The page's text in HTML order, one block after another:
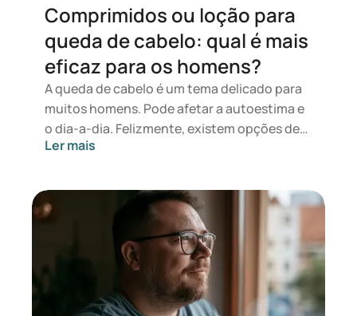
Comprimidos ou loção para
queda de cabelo: qual é mais
eficaz para os homens?
A queda de cabelo é um tema delicado para
muitos homens. Pode afetar a autoestima e
o dia-a-dia. Felizmente, existem opções de
tratamento, como medicamentos em forma
diretamente no couro cabeludo. Mas qual é
mais eficaz? E será possível combiná-los?
Neste artigo, irá descobrir o que a ciência diz
sobre comprimidos versus loções para
queda de cabelo.
Ler mais